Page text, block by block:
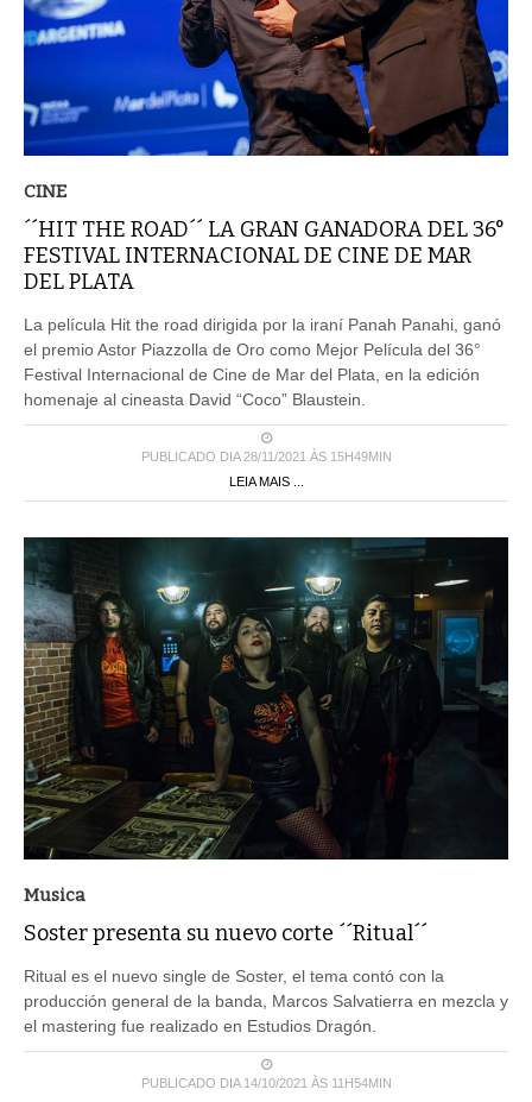
´´HIT THE ROAD´´ LA GRAN GANADORA DEL 36°
FESTIVAL INTERNACIONAL DE CINE DE MAR
DEL PLATA
el premio Astor Piazzolla de Oro como Mejor Película del 36°
Festival Internacional de Cine de Mar del Plata, en la edición
homenaje al cineasta David “Coco” Blaustein.
PUBLICADO DIA 28/11/2021 ÀS 15H49MIN
LEIA MAIS ...
Soster presenta su nuevo corte ´´Ritual´´
Ritual es el nuevo single de Soster, el tema contó con la
producción general de la banda, Marcos Salvatierra en mezcla y
el mastering fue realizado en Estudios Dragón.
PUBLICADO DIA 14/10/2021 ÀS 11H54MIN
LEIA MAIS ...